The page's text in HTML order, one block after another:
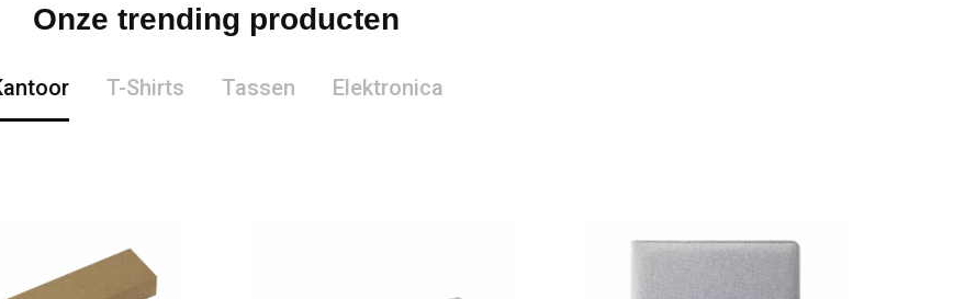
Onze trending producten
T-Shirts Tassen Elektronica